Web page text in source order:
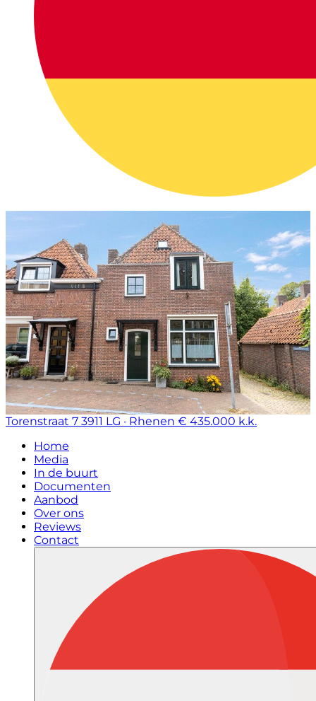
Torenstraat 7 3911 LG · Rhenen € 435.000 k.k.
Home
Media
In de buurt
Documenten
Aanbod
Over ons
Reviews
Contact